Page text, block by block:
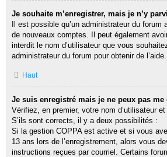
Je souhaite m’enregistrer, mais je n’y
Il est possible qu’un administrateur du
de nouveaux comptes. Il peut également
interdit le nom d’utilisateur que vous
administrateur du forum pour obtenir de l’aide.
Haut
Je suis enregistré mais je ne peux pas me
Vérifiez, en premier, votre nom d’utilisateur
S’ils sont corrects, il y a deux possibilités :
Si la gestion COPPA est active et si vous
13 ans lors de l’enregistrement, alors vous
instructions reçues par courriel. Certains